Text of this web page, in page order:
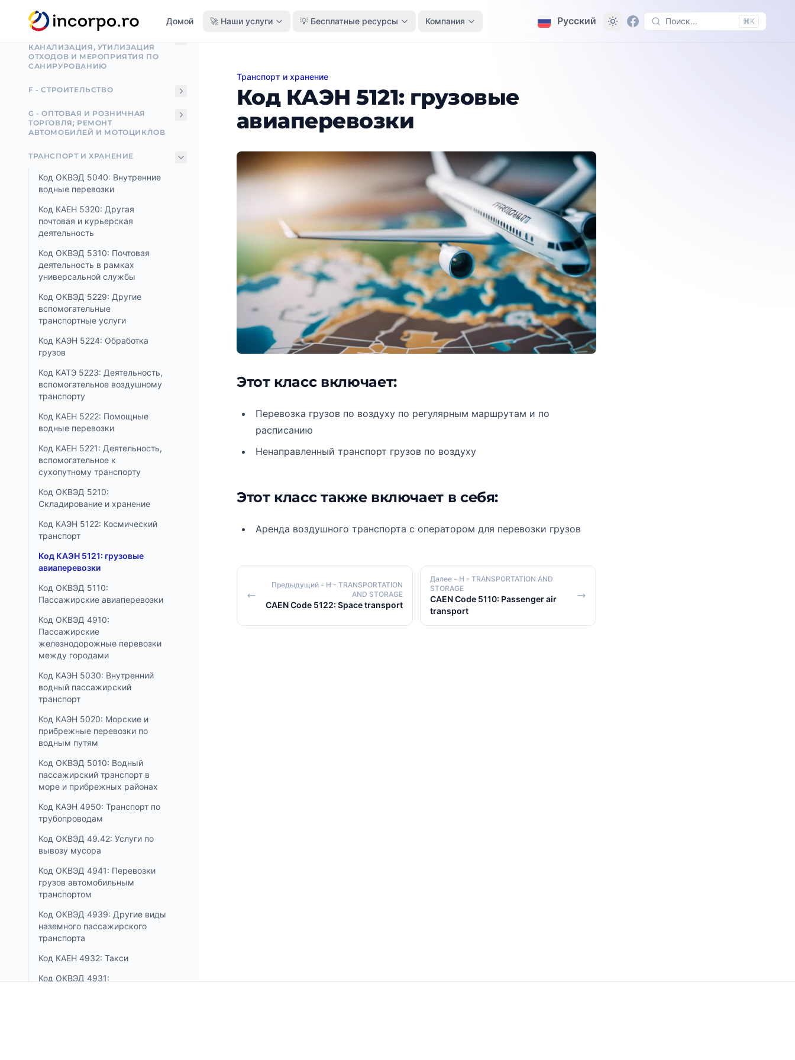
контенту
Домой 🚀 Наши услуги 💡 Бесплатные ресурсы Компания Русский Поиск... ⌘K
КОНДИЦИОНИРОВАНИЕ ВОЗДУХА
КАНАЛИЗАЦИЯ, УТИЛИЗАЦИЯ
ОТХОДОВ И МЕРОПРИЯТИЯ ПО
САНИРУРОВАНИЮ
F - СТРОИТЕЛЬСТВО
G - ОПТОВАЯ И РОЗНИЧНАЯ
ТОРГОВЛЯ; РЕМОНТ
АВТОМОБИЛЕЙ И МОТОЦИКЛОВ
ТРАНСПОРТ И ХРАНЕНИЕ
Код ОКВЭД 5040: Внутренние
водные перевозки
Код КАЕН 5320: Другая
почтовая и курьерская
деятельность
Код ОКВЭД 5310: Почтовая
деятельность в рамках
универсальной службы
Код ОКВЭД 5229: Другие
вспомогательные
транспортные услуги
Код КАЭН 5224: Обработка
грузов
Код КАТЭ 5223: Деятельность,
вспомогательное воздушному
транспорту
Код КАЕН 5222: Помощные
водные перевозки
Код КАЕН 5221: Деятельность,
вспомогательное к
сухопутному транспорту
Код ОКВЭД 5210:
Складирование и хранение
Код КАЭН 5122: Космический
транспорт
Код КАЭН 5121: грузовые
авиаперевозки
Код ОКВЭД 5110:
Пассажирские авиаперевозки
Код ОКВЭД 4910:
Пассажирские
железнодорожные перевозки
между городами
Код КАЭН 5030: Внутренний
водный пассажирский
транспорт
Код КАЭН 5020: Морские и
прибрежные перевозки по
водным путям
Код ОКВЭД 5010: Водный
пассажирский транспорт в
море и прибрежных районах
Код КАЭН 4950: Транспорт по
трубопроводам
Код ОКВЭД 49.42: Услуги по
вывозу мусора
Код ОКВЭД 4941: Перевозки
грузов автомобильным
транспортом
Код ОКВЭД 4939: Другие виды
наземного пассажирского
транспорта
Код КАЕН 4932: Такси
Код ОКВЭД 4931:
Код КАЭН 5121: грузовые авиаперевозки
Транспорт и хранение
Код КАЭН 5121: грузовые
авиаперевозки
Этот класс включает:
Перевозка грузов по воздуху по регулярным маршрутам и по
расписанию
Ненаправленный транспорт грузов по воздуху
Этот класс также включает в себя:
Аренда воздушного транспорта с оператором для перевозки грузов
Предыдущий - H - TRANSPORTATION
AND STORAGE
CAEN Code 5122: Space transport
Далее - H - TRANSPORTATION AND
STORAGE
CAEN Code 5110: Passenger air
transport